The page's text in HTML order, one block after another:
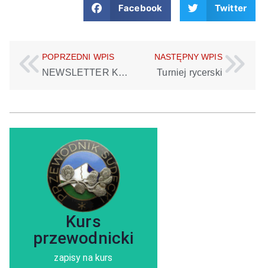
Facebook Twitter
POPRZEDNI WPIS
NEWSLETTER KPN Zamknięty szlak do Wodospadu Szklarki
NASTĘPNY WPIS
Turniej rycerski
Kurs
przewodnicki
zapisy na kurs
zobacz szczegóły